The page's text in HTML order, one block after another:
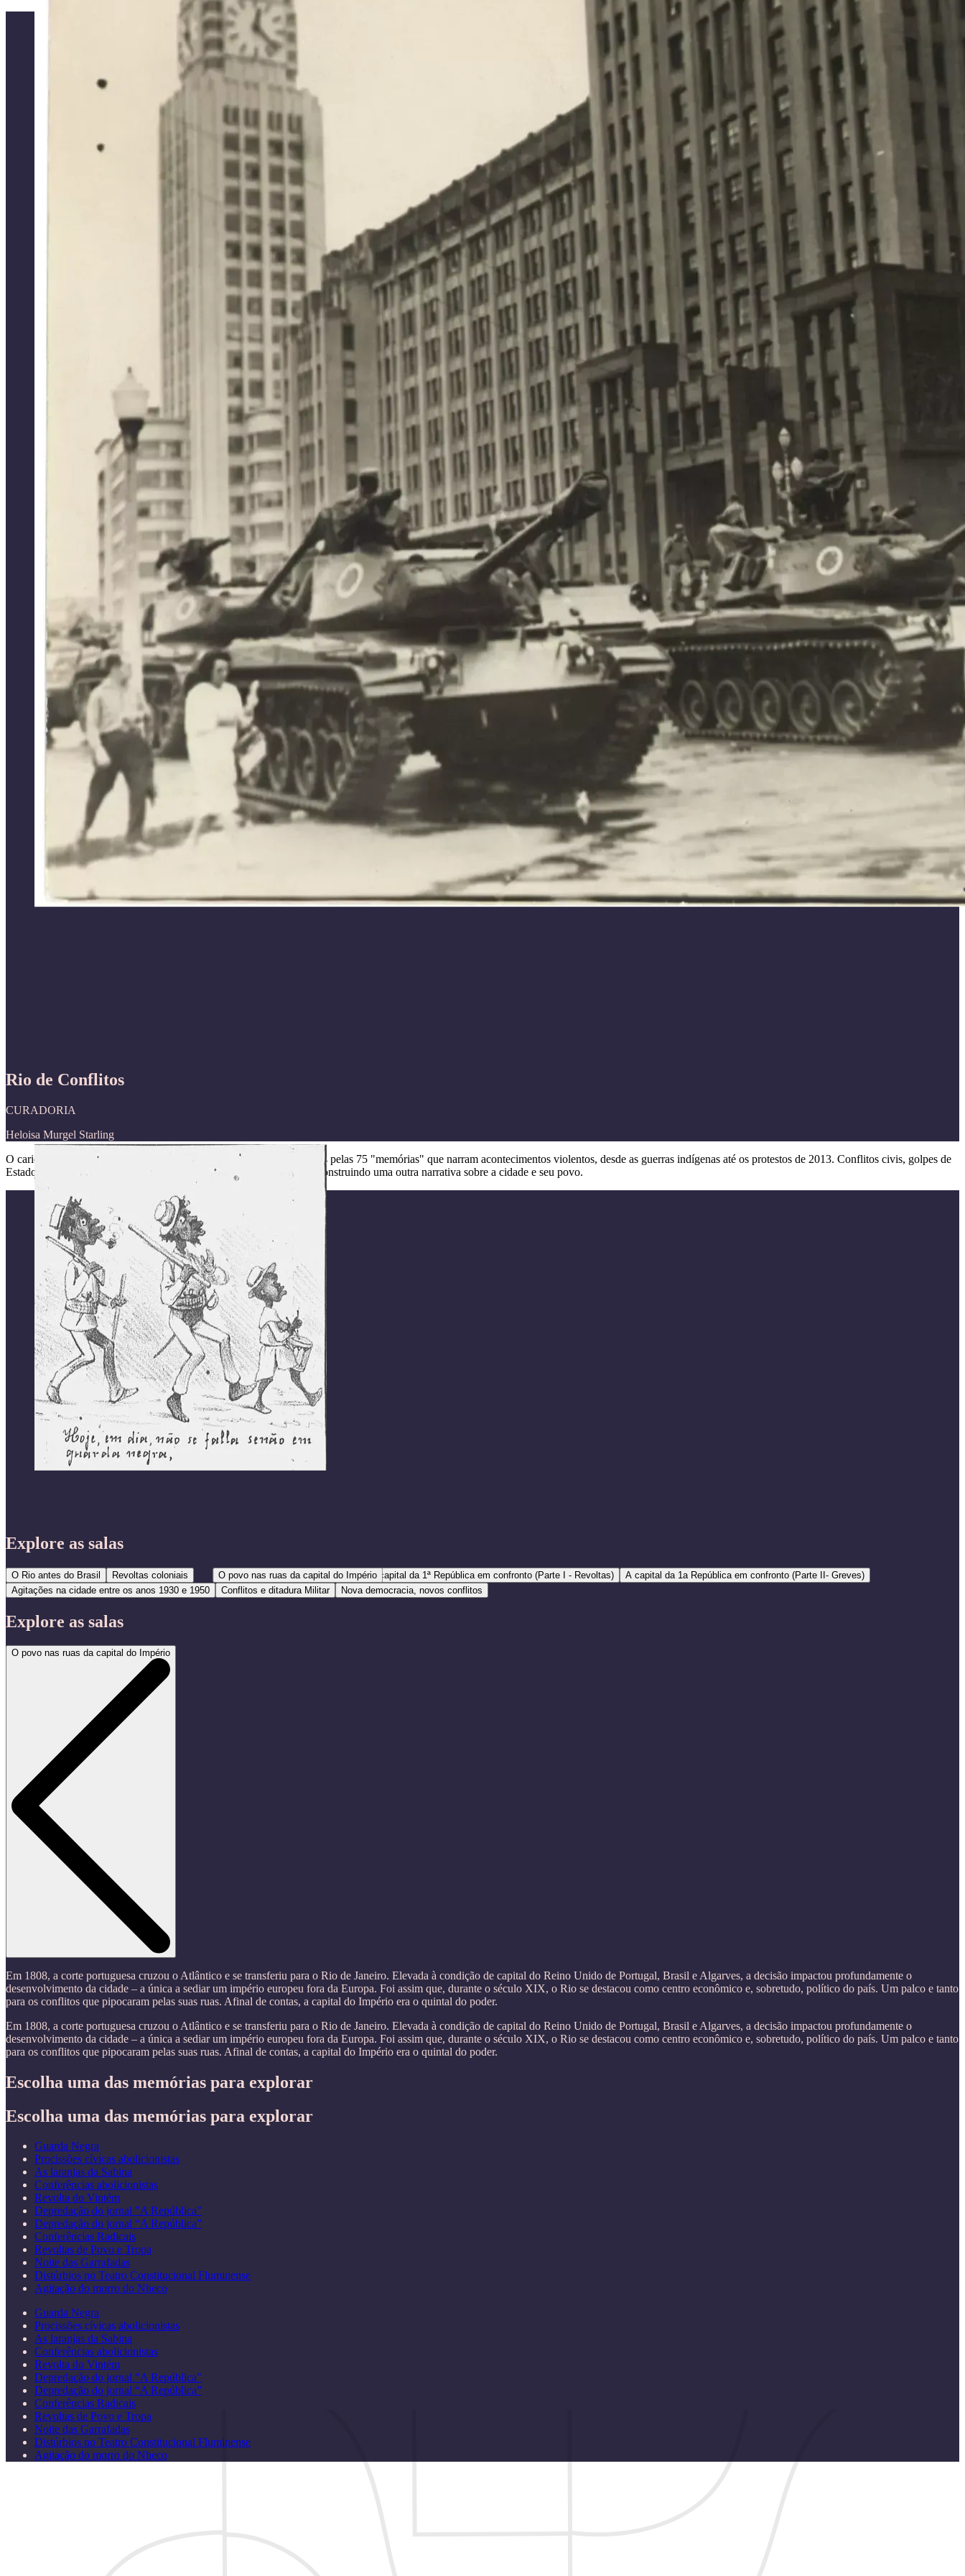
Rio de Conflitos
CURADORIA
Heloisa Murgel Starling
O carioca não é pacífico. A falácia desse mito se revela, ao navegarmos pelas 75 "memórias" que narram acontecimentos violentos, desde as guerras indígenas até os protestos de 2013. Conflitos civis, golpes de
Estado, marchas, revoltas e motins desfilam diante dos nossos olhos, construindo uma outra narrativa sobre a cidade e seu povo.
Explore as salas
O Rio antes do Brasil Revoltas coloniais O povo nas ruas da capital do ImpérioA capital da 1ª República em confronto (Parte I - Revoltas)
A capital da 1a República em confronto (Parte II- Greves)
Agitações na cidade entre os anos 1930 e 1950
Conflitos e ditadura Militar Nova democracia, novos conflitos
Explore as salas
O povo nas ruas da capital do Império
Em 1808, a corte portuguesa cruzou o Atlântico e se transferiu para o Rio de Janeiro. Elevada à condição de capital do Reino Unido de Portugal, Brasil e Algarves, a decisão impactou profundamente o
desenvolvimento da cidade – a única a sediar um império europeu fora da Europa. Foi assim que, durante o século XIX, o Rio se destacou como centro econômico e, sobretudo, político do país. Um palco e tanto
para os conflitos que pipocaram pelas suas ruas. Afinal de contas, a capital do Império era o quintal do poder.
Em 1808, a corte portuguesa cruzou o Atlântico e se transferiu para o Rio de Janeiro. Elevada à condição de capital do Reino Unido de Portugal, Brasil e Algarves, a decisão impactou profundamente o
desenvolvimento da cidade – a única a sediar um império europeu fora da Europa. Foi assim que, durante o século XIX, o Rio se destacou como centro econômico e, sobretudo, político do país. Um palco e tanto
para os conflitos que pipocaram pelas suas ruas. Afinal de contas, a capital do Império era o quintal do poder.
Escolha uma das memórias para explorar
Escolha uma das memórias para explorar
Guarda Negra
Procissões cívicas abolicionistas
As laranjas da Sabina
Conferências abolicionistas
Revolta do Vintém
Depredação do jornal "A República"
Depredação do jornal “A República”
Conferências Radicais
Revoltas de Povo e Tropa
Noite das Garrafadas
Distúrbios no Teatro Constitucional Fluminense
Agitação do morro do Nheco
Guarda Negra
Procissões cívicas abolicionistas
As laranjas da Sabina
Conferências abolicionistas
Revolta do Vintém
Depredação do jornal "A República"
Depredação do jornal “A República”
Conferências Radicais
Revoltas de Povo e Tropa
Noite das Garrafadas
Distúrbios no Teatro Constitucional Fluminense
Agitação do morro do Nheco